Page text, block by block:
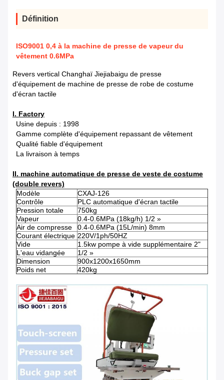
Définition
ISO9001 0,4 à la machine de presse de vapeur du
vêtement 0.6MPa
Revers vertical Changhaï Jiejiabaigu de presse
d'équipement de machine de presse de robe de costume
d'écran tactile
I. Factory
Usine depuis : 1998
Gamme complète d'équipement repassant de vêtement
Qualité fiable d'équipement
La livraison à temps
II. machine automatique de presse de veste de costume
(double revers)
Modèle
CXAJ-126
Contrôle
PLC automatique d'écran tactile
Pression totale
750kg
Vapeur
0.4-0.6MPa (18kg/h) 1/2 »
Air de compresse
0.4-0.6MPa (15L/min) 8mm
Courant électrique 220V/1ph/50HZ
Vide
1.5kw pompe à vide supplémentaire 2"
L'eau vidangée
1/2 »
Dimension
900x1200x1650mm
Poids net
420kg